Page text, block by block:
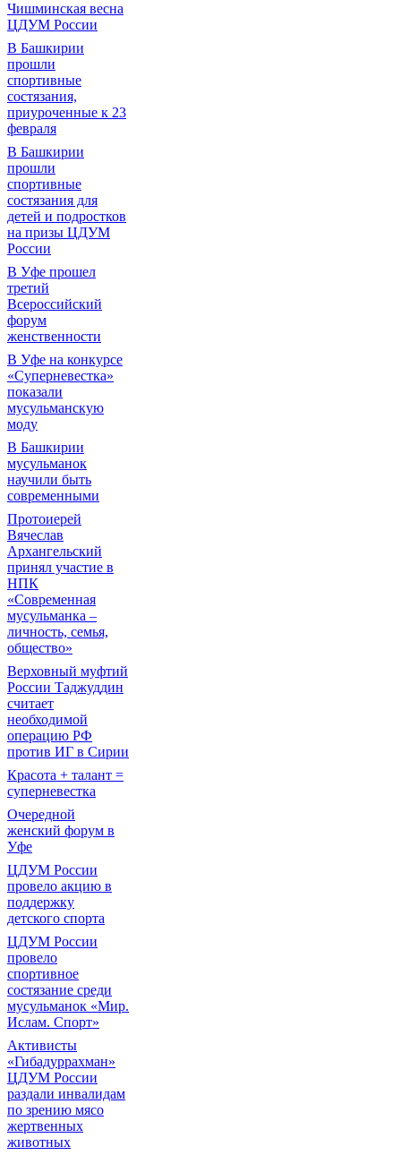
Чишминская весна
ЦДУМ России
В Башкирии
прошли
спортивные
состязания,
приуроченные к 23
февраля
В Башкирии
прошли
спортивные
состязания для
детей и подростков
на призы ЦДУМ
России
В Уфе прошел
третий
Всероссийский
форум
женственности
В Уфе на конкурсе
«Суперневестка»
показали
мусульманскую
моду
В Башкирии
мусульманок
научили быть
современными
Протоиерей
Вячеслав
Архангельский
принял участие в
НПК
«Современная
мусульманка –
личность, семья,
общество»
Верховный муфтий
России Таджуддин
считает
необходимой
операцию РФ
против ИГ в Сирии
Красота + талант =
суперневестка
Очередной
женский форум в
Уфе
ЦДУМ России
провело акцию в
поддержку
детского спорта
ЦДУМ России
провело
спортивное
состязание среди
мусульманок «Мир.
Ислам. Спорт»
Активисты
«Гибадуррахман»
ЦДУМ России
раздали инвалидам
по зрению мясо
жертвенных
животных